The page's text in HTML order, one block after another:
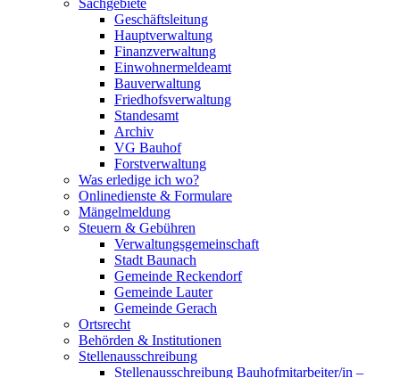
Sachgebiete
Geschäftsleitung
Hauptverwaltung
Finanzverwaltung
Einwohnermeldeamt
Bauverwaltung
Friedhofsverwaltung
Standesamt
Archiv
VG Bauhof
Forstverwaltung
Was erledige ich wo?
Onlinedienste & Formulare
Mängelmeldung
Steuern & Gebühren
Verwaltungsgemeinschaft
Stadt Baunach
Gemeinde Reckendorf
Gemeinde Lauter
Gemeinde Gerach
Ortsrecht
Behörden & Institutionen
Stellenausschreibung
Stellenausschreibung Bauhofmitarbeiter/in –